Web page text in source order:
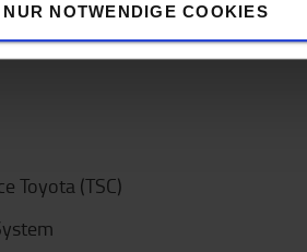
NUR NOTWENDIGE COOKIES
Toyota (TSC)